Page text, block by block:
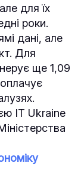
для їх
роки.
дані, але
Для
ще 1,09
IT Ukraine